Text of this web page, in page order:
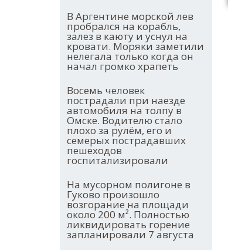
В Аргентине морской лев
пробрался на корабль,
залез в каюту и уснул на
кровати. Моряки заметили
нелегала только когда он
начал громко храпеть
Восемь человек
пострадали при наезде
автомобиля на толпу в
Омске. Водителю стало
плохо за рулём, его и
семерых пострадавших
пешеходов
госпитализировали
На мусорном полигоне в
Гуково произошло
возгорание на площади
около 200 м². Полностью
ликвидировать горение
запланировали 7 августа